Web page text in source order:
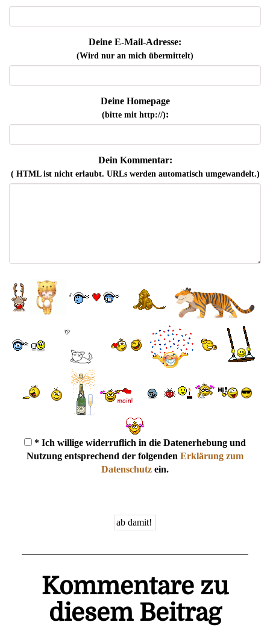
Deine E-Mail-Adresse:
(Wird nur an mich übermittelt)
Deine Homepage
(bitte mit http://):
Dein Kommentar:
( HTML ist nichterlaubt. URLs werden automatisch umgewandelt.)
* Ich willige widerruflich in die Datenerhebung und
Nutzung entsprechend der folgenden Erklärung zum
Datenschutz ein.
Kommentare zu
diesem Beitrag